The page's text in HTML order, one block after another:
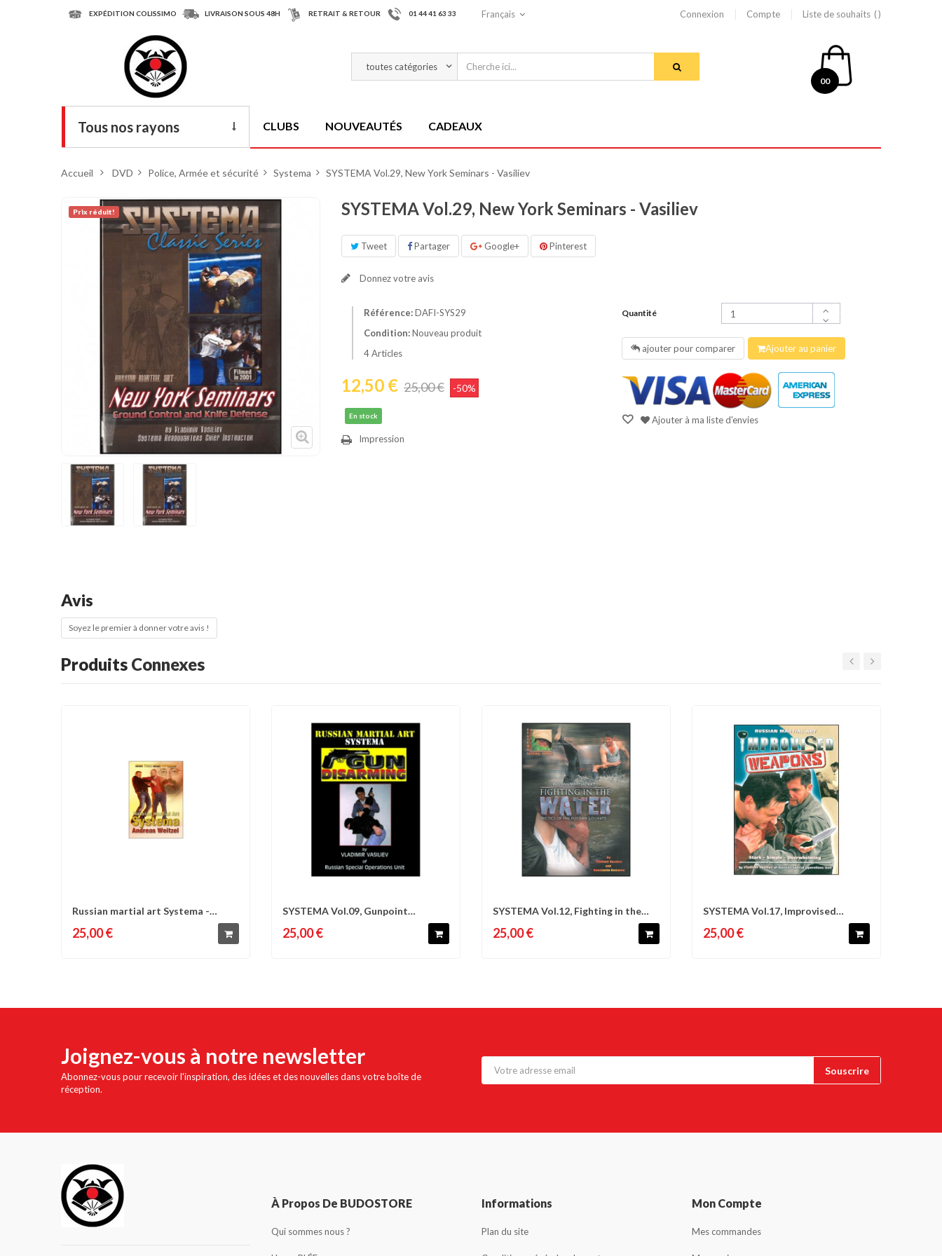
EXPÉDITION COLISSIMO LIVRAISON SOUS 48H RETRAIT & RETOUR 01 44 41 63 33 Français Connexion Compte Liste de souhaits
00
Tous nos rayons
Armes
Protections
Cible de frappe
Accessoires
Tatamis
Décoration
Voir plus
CLUBS NOUVEAUTÉS CADEAUX
Accueil > DVD > Police, Armée et sécurité > Systema > SYSTEMA Vol.29, New York Seminars - Vasiliev
Prix ​​réduit! SYSTEMA Vol.29, New York Seminars - Vasiliev
Tweet Partager Google+ Pinterest
Donnez votre avis
Référence:DAFI-SYS29
Condition:Nouveau produit
4Articles
12,50 € 25,00 € -50%
En stock
Impression
Quantité
ajouter pour comparer Ajouter au panier
Ajouter à ma liste d'envies
Avis
Soyez le premier à donner votre avis !
Produits Connexes
Comparer Liste d'envies
Russian martial art Systema -
25,00 €
Comparer Liste d'envies
SYSTEMA Vol.09, Gunpoint
25,00 €
Comparer Liste d'envies
SYSTEMA Vol.12, Fighting in the
25,00 €
Comparer Liste d'envies
SYSTEMA Vol.17, Improvised
25,00 €
Joignez-vous à notre newsletter
Abonnez-vous pour recevoir l'inspiration, des idées et des nouvelles dans votre boîte de
réception.
À Propos De BUDOSTORE
Qui sommes nous ?
Informations
Plan du site
Mon Compte
Mes commandes